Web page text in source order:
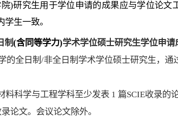
)研究生用于学位申请的成果应与学位论文
生一致。
制(含同等学力)学术学位硕士研究生学位申请
的全日制 /非全日制学术学位硕士研究生，通
料科学与工程学科至少发表1 篇SCIE收录的
论文。会议论文除外。